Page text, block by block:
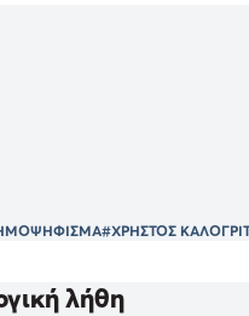
#ΧΡΗΣΤΟΣ
λήθη